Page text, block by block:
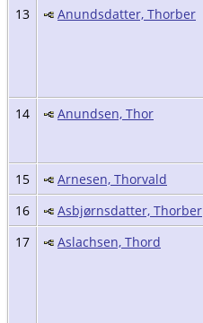
13 Anundsdatter, Thorber
14 Anundsen, Thor
15 Arnesen, Thorvald
16
Asbjørnsdatter, Thorber
17
Aslachsen, Thord